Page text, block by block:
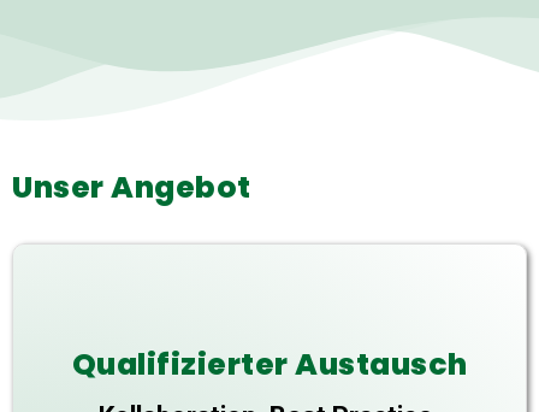
Unser Angebot
Qualifizierter Austausch